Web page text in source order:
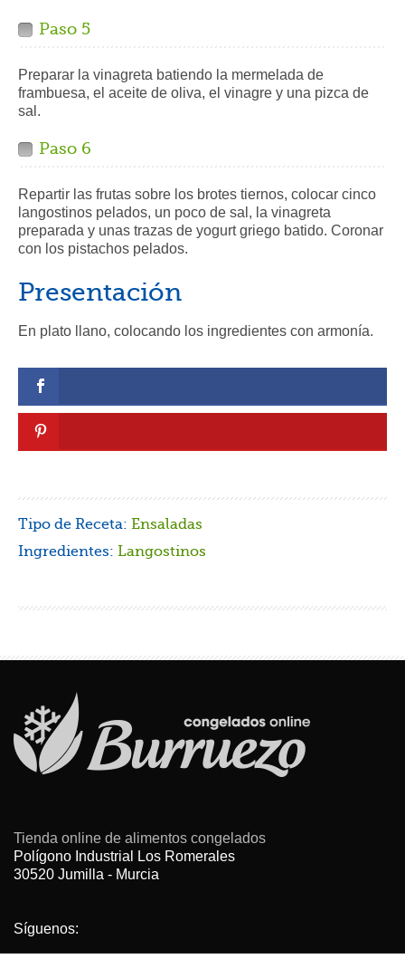
Paso 5
Preparar la vinagreta batiendo la mermelada de
frambuesa, el aceite de oliva, el vinagre y una pizca de
sal.
Paso 6
Repartir las frutas sobre los brotes tiernos, colocar cinco
langostinos pelados, un poco de sal, la vinagreta
preparada y unas trazas de yogurt griego batido. Coronar
con los pistachos pelados.
Presentación
En plato llano, colocando los ingredientes con armonía.
Tipo de Receta: Ensaladas
Ingredientes: Langostinos
Tienda online de alimentos congelados
Polígono Industrial Los Romerales
30520 Jumilla - Murcia
Síguenos: